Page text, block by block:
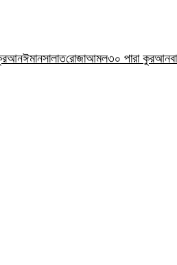
ঈমানসালাতরোজাআমল৩০ পারা কুরআন